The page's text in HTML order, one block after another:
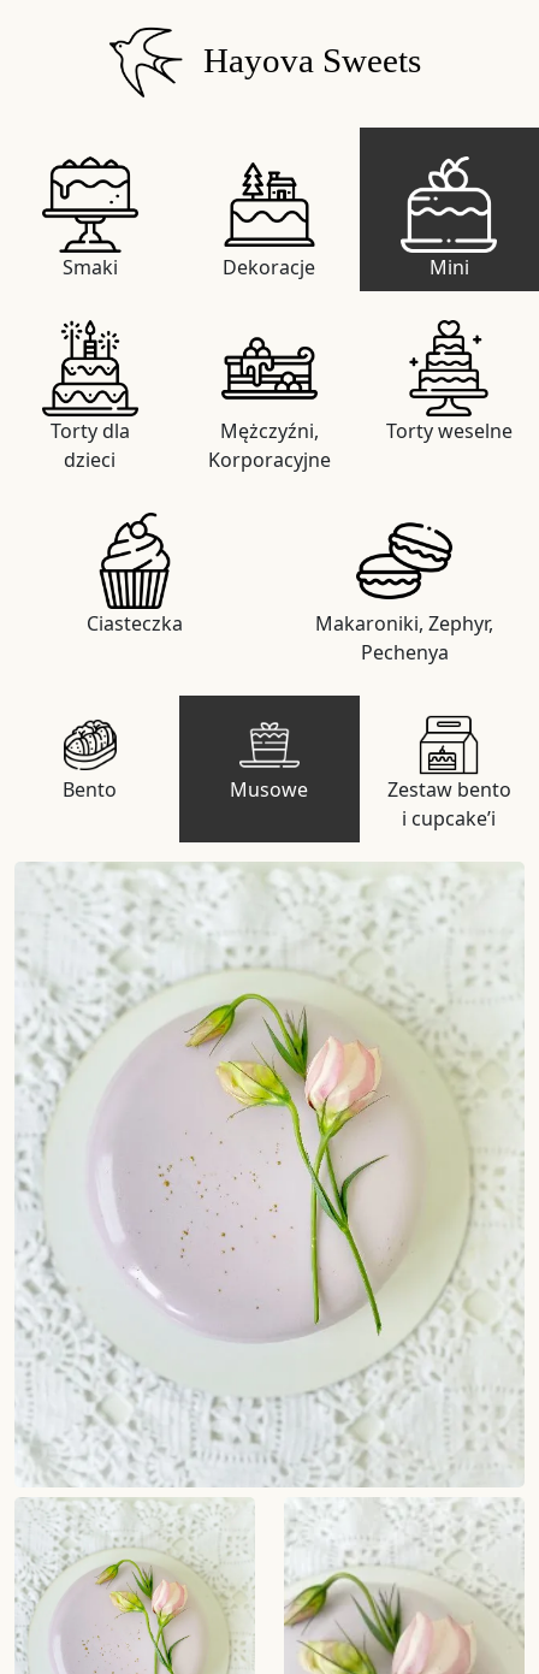
Hayova Sweets
Smaki Dekoracje Mini
Torty dla
dzieci
Mężczyźni,
Korporacyjne
Torty weselne
Ciasteczka
Makaroniki, Zephyr,
Pechenya
Bento Musowe
Zestaw bento
i cupcake’i